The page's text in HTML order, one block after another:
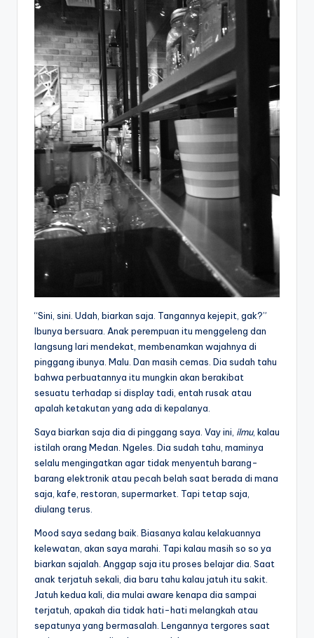
“Sini, sini. Udah, biarkan saja. Tangannya kejepit, gak?”
Ibunya bersuara. Anak perempuan itu menggeleng dan
langsung lari mendekat, membenamkan wajahnya di
pinggang ibunya. Malu. Dan masih cemas. Dia sudah tahu
bahwa perbuatannya itu mungkin akan berakibat
sesuatu terhadap si display tadi, entah rusak atau
apalah ketakutan yang ada di kepalanya.
Saya biarkan saja dia di pinggang saya. Vay ini, ilmu, kalau
istilah orang Medan. Ngeles. Dia sudah tahu, maminya
selalu mengingatkan agar tidak menyentuh barang-
barang elektronik atau pecah belah saat berada di mana
saja, kafe, restoran, supermarket. Tapi tetap saja,
diulang terus.
Mood saya sedang baik. Biasanya kalau kelakuannya
kelewatan, akan saya marahi. Tapi kalau masih so so ya
biarkan sajalah. Anggap saja itu proses belajar dia. Saat
anak terjatuh sekali, dia baru tahu kalau jatuh itu sakit.
Jatuh kedua kali, dia mulai aware kenapa dia sampai
terjatuh, apakah dia tidak hati-hati melangkah atau
sepatunya yang bermasalah. Lengannya tergores saat